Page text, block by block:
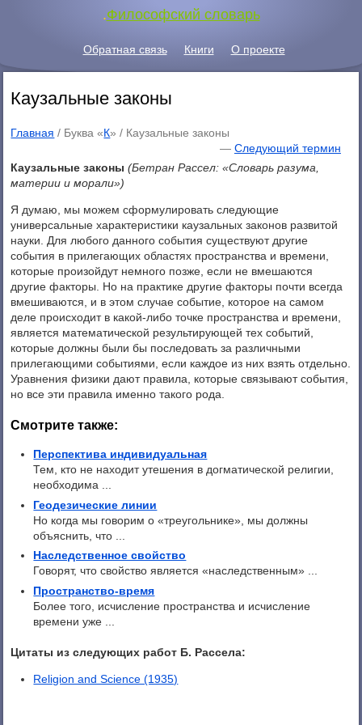
.Философский словарь
Обратная связь Книги О проекте
Каузальные законы
Главная / Буква «К» / Каузальные законы
— Следующий термин
Каузальные законы (Бетран Рассел: «Словарь разума,
материи и морали»)
Я думаю, мы можем сформулировать следующие
универсальные характеристики каузальных законов развитой
науки. Для любого данного события существуют другие
события в прилегающих областях пространства и времени,
которые произойдут немного позже, если не вмешаются
другие факторы. Но на практике другие факторы почти всегда
вмешиваются, и в этом случае событие, которое на самом
деле происходит в какой-либо точке пространства и времени,
является математической результирующей тех событий,
которые должны были бы последовать за различными
прилегающими событиями, если каждое из них взять отдельно.
Уравнения физики дают правила, которые связывают события,
но все эти правила именно такого рода.
Смотрите также:
Перспектива индивидуальная
Тем, кто не находит утешения в догматической религии,
необходима ...
Геодезические линии
Но когда мы говорим о «треугольнике», мы должны
объяснить, что ...
Наследственное свойство
Говорят, что свойство является «наследственным» ...
Пространство-время
Более того, исчисление пространства и исчисление
времени уже ...
Цитаты из следующих работ Б. Рассела:
Religion and Science (1935)